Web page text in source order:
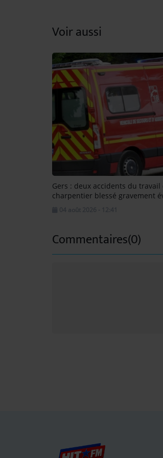
Voir aussi
Gers : deux accidents du
charpentier blessé gravement
Commentaires(0)